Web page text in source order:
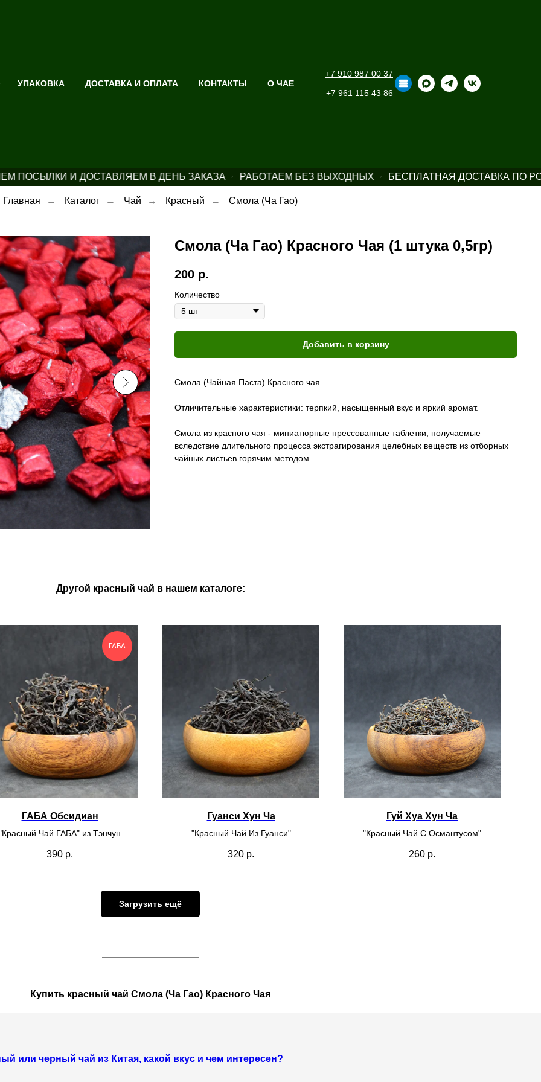
УПАКОВКА ДОСТАВКА И ОПЛАТА КОНТАКТЫ О ЧАЕ
+7 910 987 00 37
+7 961 115 43 86
ПОСЫЛКИ И ДОСТАВЛЯЕМ В ДЕНЬ ЗАКАЗА РАБОТАЕМ БЕЗ ВЫХОДНЫХ БЕСПЛАТНАЯ ДОСТАВКА ПО
Главная → Каталог → Чай → Красный → Смола (Ча Гао)
Смола (Ча Гао) Красного Чая (1 штука 0,5гр)
200 р.
Количество
Добавить в корзину
Смола (Чайная Паста) Красного чая.
Отличительные характеристики: терпкий, насыщенный вкус и яркий аромат.
Смола из красного чая - миниатюрные прессованные таблетки, получаемые
вследствие длительного процесса экстрагирования целебных веществ из отборных
чайных листьев горячим методом.
Другой красный чай в нашем каталоге:
ГАБА
ГАБА Обсидиан
Чай ГАБА" из Тэнчун
390 р.
Гуанси Хун Ча
"Красный Чай Из Гуанси"
320 р.
Гуй Хуа Хун Ча
"Красный Чай С Османтусом"
260 р.
Загрузить ещё
Купить красный чай Смола (Ча Гао) Красного Чая
или черный чай из Китая, какой вкус и чем интересен?